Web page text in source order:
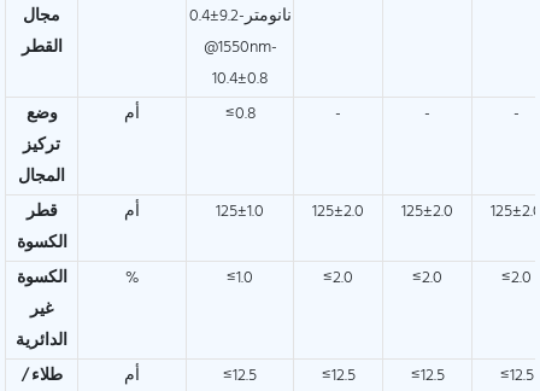
مجال
القطر
نانومتر-9.2±0.4
@1550nm-
10.4±0.8
وضع
تركيز
المجال
أم ≤0.8 - - -
قطر
الكسوة
أم 125±1.0 125±2.0 125±2.0
الكسوة
غير
الدائرية
% ≤1.0 ≤2.0 ≤2.0 ≤2.0
طلاء /
أم ≤12.5 ≤12.5 ≤12.5 ≤12.5